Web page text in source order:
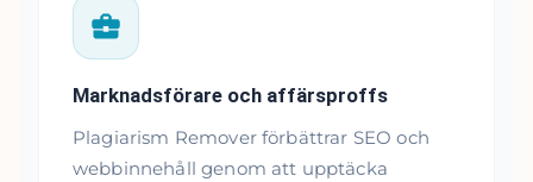
Marknadsförare och affärsproffs
Plagiarism Remover förbättrar SEO och
webbinnehåll genom att upptäcka